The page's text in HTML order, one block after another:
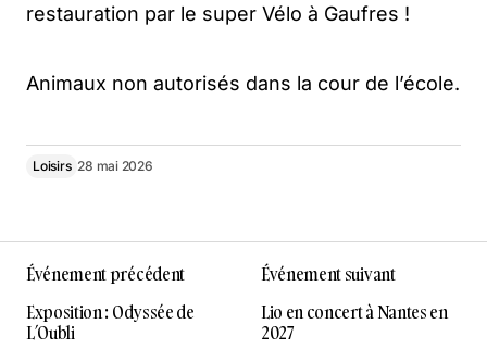
restauration par le super Vélo à Gaufres !
Animaux non autorisés dans la cour de l’école.
Loisirs 28 mai 2026
Événement précédent
Exposition : Odyssée de
L’Oubli
Événement suivant
Lio en concert à Nantes en
2027